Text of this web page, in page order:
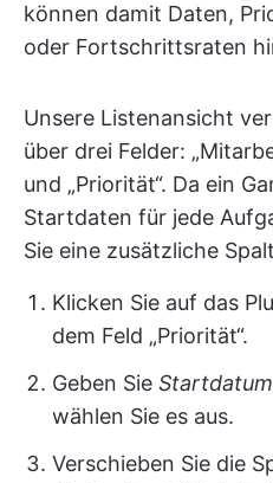
können damit Daten,
oder Fortschrittsraten
Unsere Listenansicht
über drei Felder:
und „Priorität“. Da ein
Startdaten für jede
Sie eine zusätzliche
Klicken Sie auf das
dem Feld „Priorität“.
Geben Sie Startdatum
wählen Sie es aus.
Verschieben Sie die